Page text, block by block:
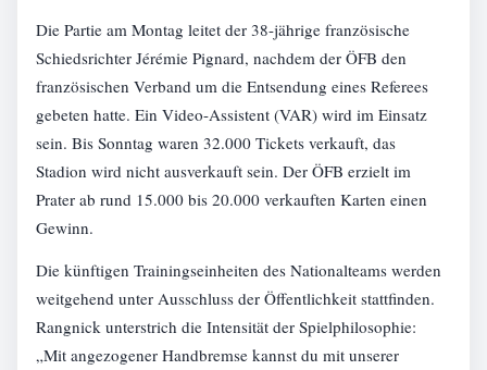
Die Partie am Montag leitet der 38-jährige französische
Schiedsrichter Jérémie Pignard, nachdem der ÖFB den
französischen Verband um die Entsendung eines Referees
gebeten hatte. Ein Video-Assistent (VAR) wird im Einsatz
sein. Bis Sonntag waren 32.000 Tickets verkauft, das
Stadion wird nicht ausverkauft sein. Der ÖFB erzielt im
Prater ab rund 15.000 bis 20.000 verkauften Karten einen
Gewinn.
Die künftigen Trainingseinheiten des Nationalteams werden
weitgehend unter Ausschluss der Öffentlichkeit stattfinden.
Rangnick unterstrich die Intensität der Spielphilosophie:
„Mit angezogener Handbremse kannst du mit unserer